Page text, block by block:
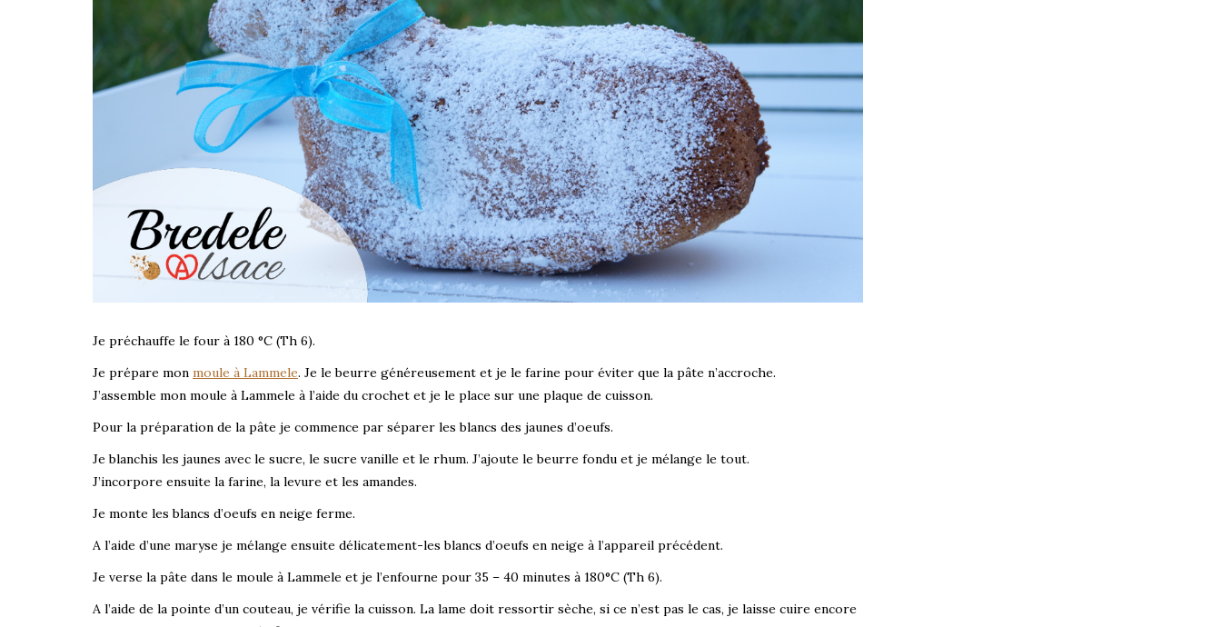
Je préchauffe le four à 180 °C (Th 6).
Je prépare mon moule à Lammele. Je le beurre généreusement et je le farine pour éviter que la pâte n’accroche.
J’assemble mon moule à Lammele à l’aide du crochet et je le place sur une plaque de cuisson.
Pour la préparation de la pâte je commence par séparer les blancs des jaunes d’oeufs.
Je blanchis les jaunes avec le sucre, le sucre vanille et le rhum. J’ajoute le beurre fondu et je mélange le tout.
J’incorpore ensuite la farine, la levure et les amandes.
Je monte les blancs d’oeufs en neige ferme.
A l’aide d’une maryse je mélange ensuite délicatement-les blancs d’oeufs en neige à l’appareil précédent.
Je verse la pâte dans le moule à Lammele et je l’enfourne pour 35 – 40 minutes à 180°C (Th 6).
A l’aide de la pointe d’un couteau, je vérifie la cuisson. La lame doit ressortir sèche, si ce n’est pas le cas, je laisse cuire encore